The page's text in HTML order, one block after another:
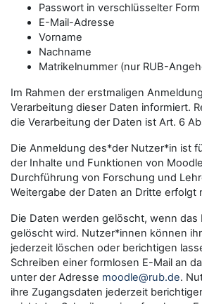
Passwort in verschlüsselter Form
E-Mail-Adresse
Vorname
Nachname
Matrikelnummer (nur RUB-
Im Rahmen der erstmaligen
Verarbeitung dieser Daten informiert.
die Verarbeitung der Daten ist Art. 6
Die Anmeldung des*der Nutzer*in ist
der Inhalte und Funktionen von
Durchführung von Forschung und
Weitergabe der Daten an Dritte erfolgt
Die Daten werden gelöscht, wenn
gelöscht wird. Nutzer*innen können
jederzeit löschen oder berichtigen
Schreiben einer formlosen E-Mail an
unter der Adresse moodle@rub.de.
ihre Zugangsdaten jederzeit